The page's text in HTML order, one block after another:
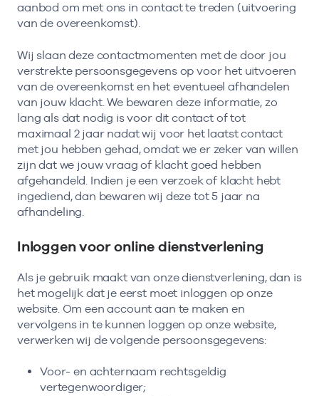
aanbod om met ons in contact te treden (uitvoering
van de overeenkomst).
Wij slaan deze contactmomenten met de door jou
verstrekte persoonsgegevens op voor het uitvoeren
van de overeenkomst en het eventueel afhandelen
van jouw klacht. We bewaren deze informatie, zo
lang als dat nodig is voor dit contact of tot
maximaal 2 jaar nadat wij voor het laatst contact
met jou hebben gehad, omdat we er zeker van willen
zijn dat we jouw vraag of klacht goed hebben
afgehandeld. Indien je een verzoek of klacht hebt
ingediend, dan bewaren wij deze tot 5 jaar na
afhandeling.
Inloggen voor online dienstverlening
Als je gebruik maakt van onze dienstverlening, dan is
het mogelijk dat je eerst moet inloggen op onze
website. Om een account aan te maken en
vervolgens in te kunnen loggen op onze website,
verwerken wij de volgende persoonsgegevens:
Voor- en achternaam rechtsgeldig
vertegenwoordiger;